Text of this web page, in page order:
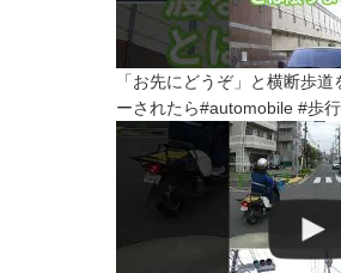
「お先にどうぞ」と横断歩
ーされたら#automobile #歩